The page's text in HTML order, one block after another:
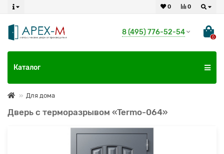
0
0
8 (495) 776-52-54
0
Каталог
Для дома
Дверь с терморазрывом «Termo-064»